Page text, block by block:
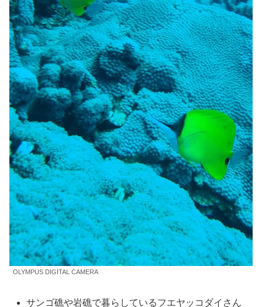
OLYMPUS DIGITAL CAMERA
サンゴ礁や岩礁で暮らしているフエヤッコダイさん